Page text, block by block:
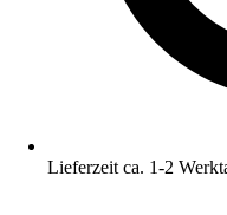
Lieferzeit ca. 1-2